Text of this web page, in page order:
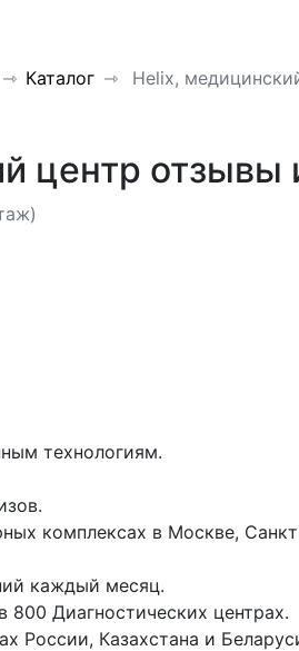
Каталог Helix,
центр отзывы
технологиям.
комплексах в Москве,
каждый месяц.
Диагностических центрах.
России, Казахстана и